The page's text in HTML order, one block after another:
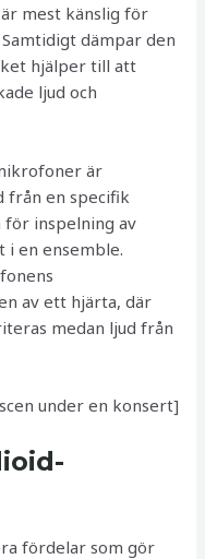
mest känslig för
dämpar den
hjälper till att
ljud och
är
från en specifik
inspelning av
i en ensemble.
av ett hjärta, där
medan ljud från
under en konsert]
fördelar som gör